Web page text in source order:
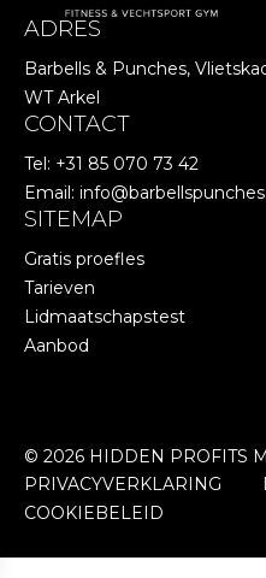
ADRES
Barbells & Punches,
WT Arkel
CONTACT
Tel: +31 85 070 73 42
Email:
SITEMAP
Gratis proefles
Tarieven
Lidmaatschapstest
Aanbod
© 2026 HIDDEN PROFITS
PRIVACYVERKLARING
COOKIEBELEID